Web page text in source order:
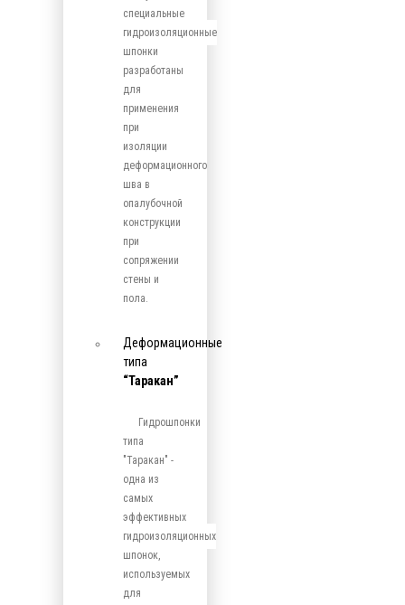
специальные
гидроизоляционные
шпонки
разработаны
для
применения
при
изоляции
деформационного
шва в
опалубочной
конструкции
при
сопряжении
стены и
пола.
Деформационные
типа
“Таракан”
Гидрошпонки
типа
"Таракан" -
одна из
самых
эффективных
гидроизоляционных
шпонок,
используемых
для